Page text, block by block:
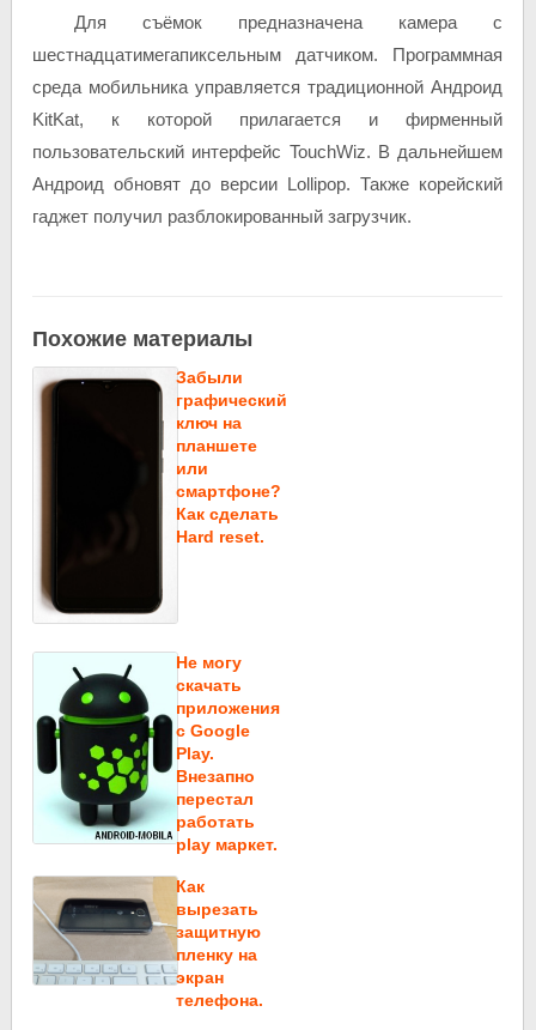
Для съёмок предназначена камера с
шестнадцатимегапиксельным датчиком. Программная
среда мобильника управляется традиционной Андроид
KitKat, к которой прилагается и фирменный
пользовательский интерфейс TouchWiz. В дальнейшем
Андроид обновят до версии Lollipop. Также корейский
гаджет получил разблокированный загрузчик.
Похожие материалы
Забыли
графический
ключ на
планшете
или
смартфоне?
Как сделать
Hard reset.
Не могу
скачать
приложения
c Google
Play.
Внезапно
перестал
работать
play маркет.
Как
вырезать
защитную
пленку на
экран
телефона.